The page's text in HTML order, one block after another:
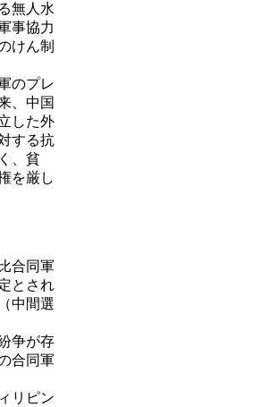
無人水
事協力
けん制
のプレ
、中国
した外
する抗
、貧
を厳し
合同軍
とされ
中間選
争が存
合同軍
リピン